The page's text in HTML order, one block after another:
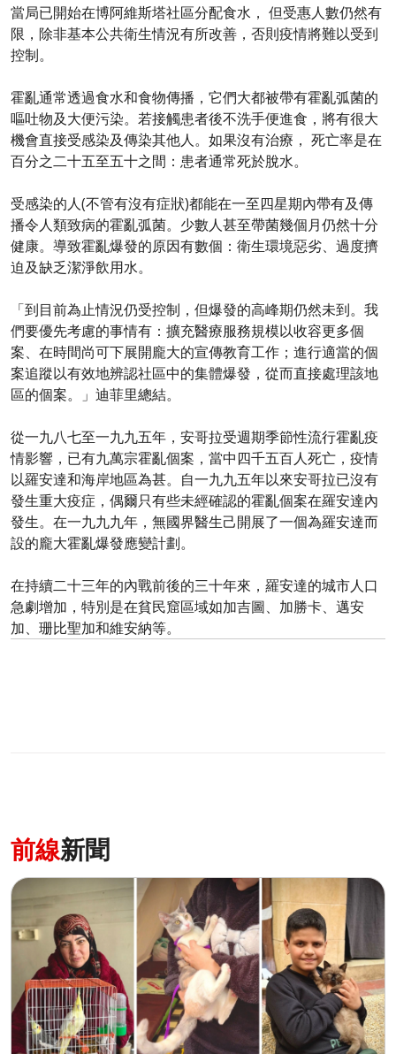
當局已開始在博阿維斯塔社區分配食水， 但受惠人數仍然有
限，除非基本公共衛生情況有所改善，否則疫情將難以受到
控制。
霍亂通常透過食水和食物傳播，它們大都被帶有霍亂弧菌的
嘔吐物及大便污染。若接觸患者後不洗手便進食，將有很大
機會直接受感染及傳染其他人。如果沒有治療， 死亡率是在
百分之二十五至五十之間：患者通常死於脫水。
受感染的人(不管有沒有症狀)都能在一至四星期內帶有及傳
播令人類致病的霍亂弧菌。少數人甚至帶菌幾個月仍然十分
健康。導致霍亂爆發的原因有數個：衛生環境惡劣、過度擠
迫及缺乏潔淨飲用水。
「到目前為止情況仍受控制，但爆發的高峰期仍然未到。我
們要優先考慮的事情有：擴充醫療服務規模以收容更多個
案、在時間尚可下展開龐大的宣傳教育工作；進行適當的個
案追蹤以有效地辨認社區中的集體爆發，從而直接處理該地
區的個案。」迪菲里總結。
從一九八七至一九九五年，安哥拉受週期季節性流行霍亂疫
情影響，已有九萬宗霍亂個案，當中四千五百人死亡，疫情
以羅安達和海岸地區為甚。自一九九五年以來安哥拉已沒有
發生重大疫症，偶爾只有些未經確認的霍亂個案在羅安達內
發生。在一九九九年，無國界醫生己開展了一個為羅安達而
設的龐大霍亂爆發應變計劃。
在持續二十三年的內戰前後的三十年來，羅安達的城市人口
急劇增加，特別是在貧民窟區域如加吉圖、加勝卡、邁安
加、珊比聖加和維安納等。
前線新聞